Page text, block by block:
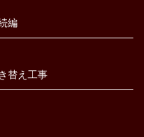
編
替え工事